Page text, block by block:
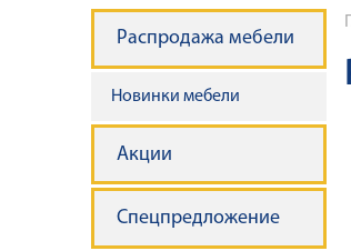
в
н
а
я
н
Распродажа мебели
Новинки мебели
Акции
Спецпредложение